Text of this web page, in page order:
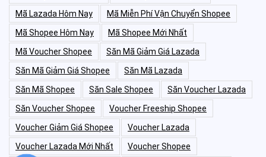
Mã Lazada Hôm Nay
Mã Miễn Phí Vận Chuyển Shopee
Mã Shopee Hôm Nay
Mã Shopee Mới Nhất
Mã Voucher Shopee
Săn Mã Giảm Giá Lazada
Săn Mã Giảm Giá Shopee
Săn Mã Lazada
Săn Mã Shopee
Săn Sale Shopee
Săn Voucher Lazada
Săn Voucher Shopee
Voucher Freeship Shopee
Voucher Giảm Giá Shopee
Voucher Lazada
Voucher Lazada Mới Nhất
Voucher Shopee